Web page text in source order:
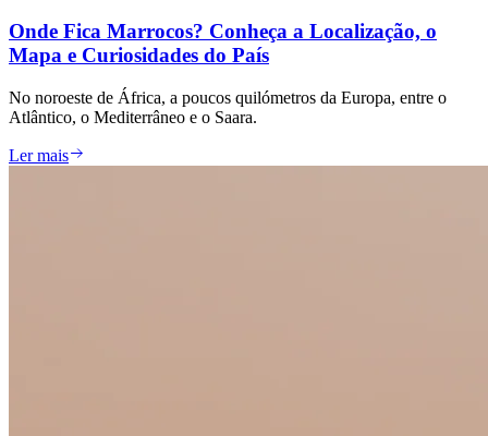
Onde Fica Marrocos? Conheça a Localização, o
Mapa e Curiosidades do País
No noroeste de África, a poucos quilómetros da Europa, entre o
Atlântico, o Mediterrâneo e o Saara.
Ler mais